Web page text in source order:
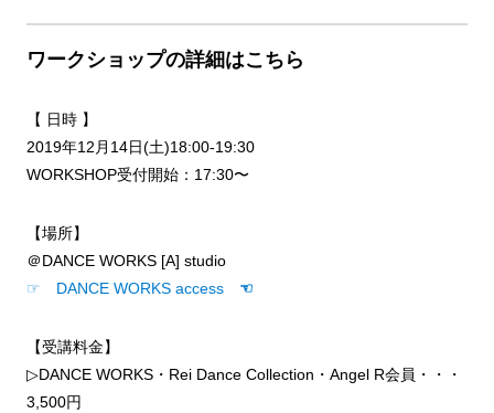
ワークショップの詳細はこちら
【 日時 】
2019年12月14日(土)18:00-19:30
WORKSHOP受付開始：17:30〜
【場所】
＠DANCE WORKS [A] studio
☞ DANCE WORKS access ☜
【受講料金】
▷DANCE WORKS・Rei Dance Collection・Angel R会員・・・
3,500円